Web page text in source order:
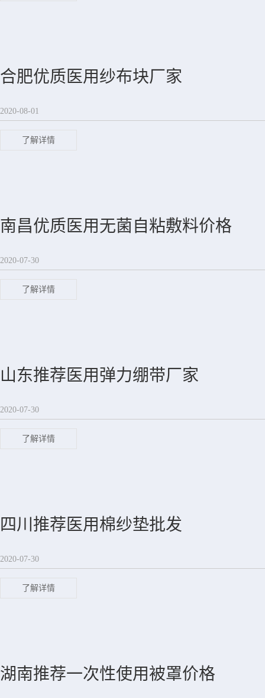
合肥优质医用纱布块厂家
2020-08-01
了解详情
南昌优质医用无菌自粘敷料价格
2020-07-30
了解详情
山东推荐医用弹力绷带厂家
2020-07-30
了解详情
四川推荐医用棉纱垫批发
2020-07-30
了解详情
湖南推荐一次性使用被罩价格